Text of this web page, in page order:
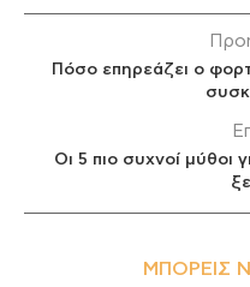
Πόσο επηρεάζει ο
Οι 5 πιο συχνοί μύθοι
ΜΠΟΡΕΊΣ